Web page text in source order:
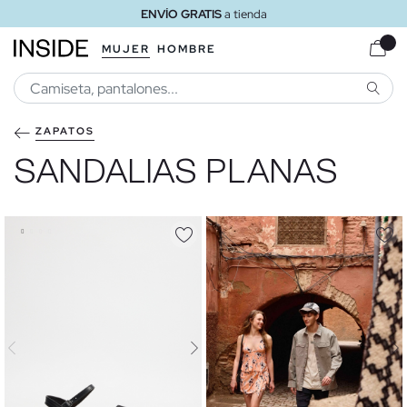
ENVÍO GRATISa tienda
MUJER HOMBRE
ZAPATOS
SANDALIAS PLANAS